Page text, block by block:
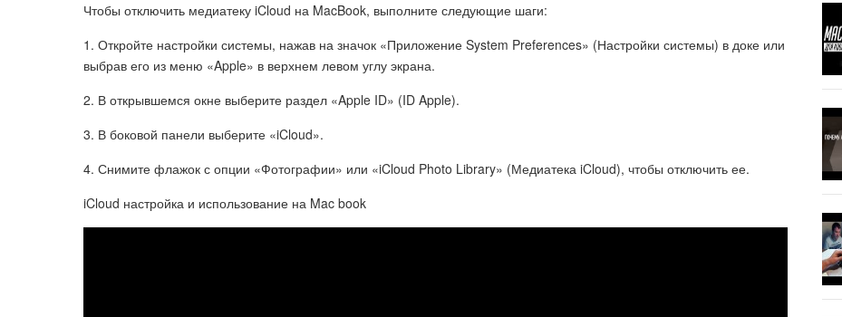
Чтобы отключить медиатеку iCloud на MacBook, выполните следующие шаги:
1. Откройте настройки системы, нажав на значок «Приложение System Preferences» (Настройки системы) в доке или
выбрав его из меню «Apple» в верхнем левом углу экрана.
2. В открывшемся окне выберите раздел «Apple ID» (ID Apple).
3. В боковой панели выберите «iCloud».
4. Снимите флажок с опции «Фотографии» или «iCloud Photo Library» (Медиатека iCloud), чтобы отключить ее.
iCloud настройка и использование на Mac book